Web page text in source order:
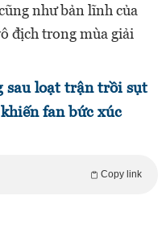
như bản lĩnh của
địch trong mùa giải
sau loạt trận trồi sụt
fan bức xúc
Copy link